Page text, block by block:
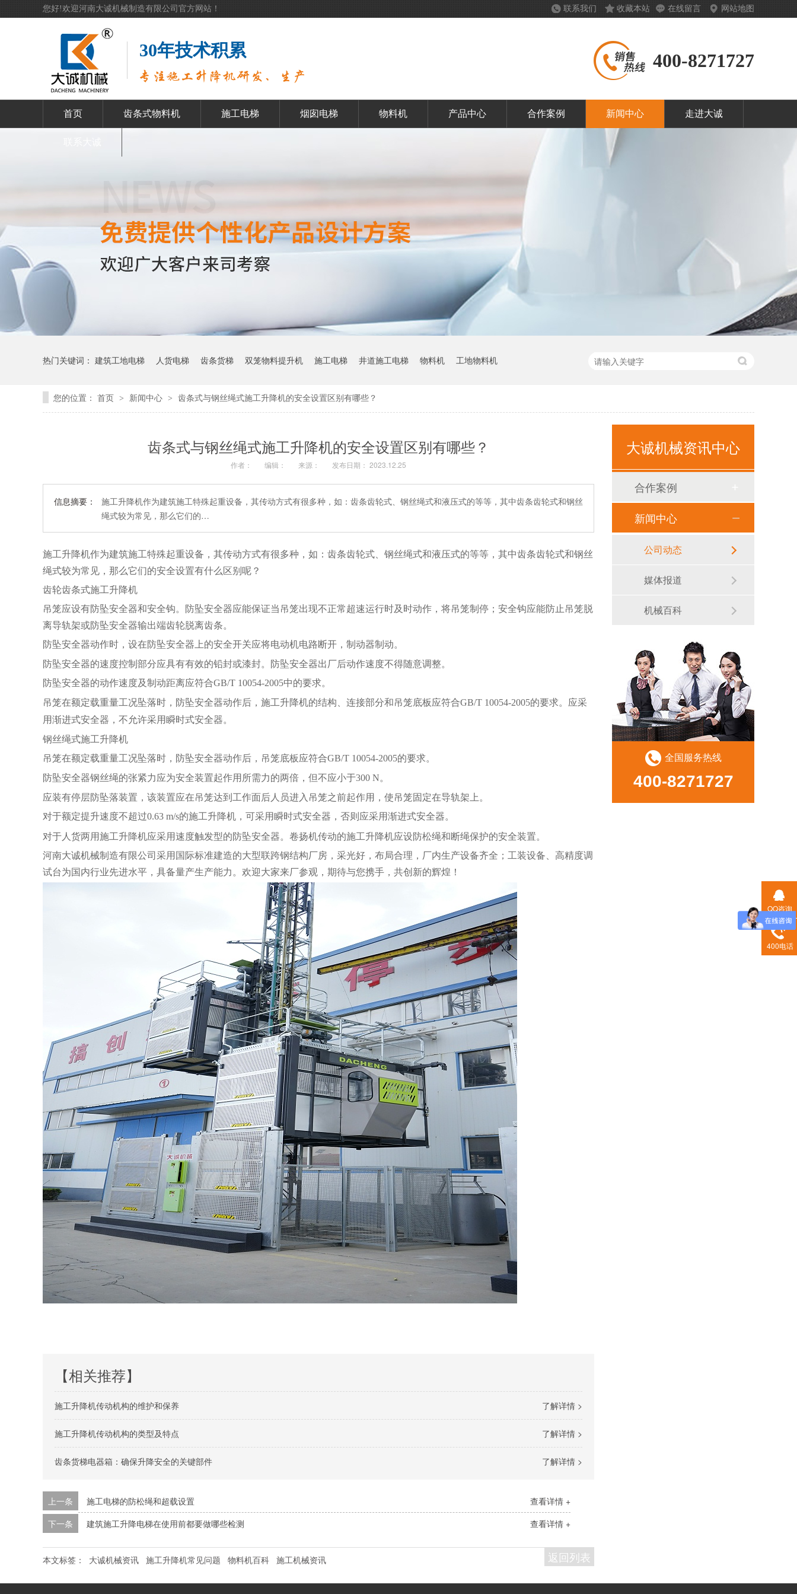
联系我们 收藏本站 在线留言 网站地图
您好!欢迎河南大诚机械制造有限公司官方网站！
30年技术积累 400-8271727
首页 齿条式物料机 施工电梯 烟囱电梯 物料机 产品中心 合作案例 新闻中心 走进大诚
热门关键词： 建筑工地电梯 人货电梯 齿条货梯 双笼物料提升机 施工电梯 井道施工电梯 物料机 工地物料机
您的位置： 首页 > 新闻中心 > 齿条式与钢丝绳式施工升降机的安全设置区别有哪些？
齿条式与钢丝绳式施工升降机的安全设置区别有哪些？
作者： 编辑： 来源： 发布日期： 2023.12.25
信息摘要：
施工升降机作为建筑施工特殊起重设备，其传动方式有很多种，如：齿条齿轮式、钢丝绳式和液压式的等等，其中齿条齿轮式和钢丝
绳式较为常见，那么它们的…
施工升降机作为建筑施工特殊起重设备，其传动方式有很多种，如：齿条齿轮式、钢丝绳式和液压式的等等，其中齿条齿轮式和钢丝
绳式较为常见，那么它们的安全设置有什么区别呢？
齿轮齿条式施工升降机
吊笼应设有防坠安全器和安全钩。防坠安全器应能保证当吊笼出现不正常超速运行时及时动作，将吊笼制停；安全钩应能防止吊笼脱
离导轨架或防坠安全器输出端齿轮脱离齿条。
防坠安全器动作时，设在防坠安全器上的安全开关应将电动机电路断开，制动器制动。
防坠安全器的速度控制部分应具有有效的铅封或漆封。防坠安全器出厂后动作速度不得随意调整。
防坠安全器的动作速度及制动距离应符合GB/T 10054-2005中的要求。
吊笼在额定载重量工况坠落时，防坠安全器动作后，施工升降机的结构、连接部分和吊笼底板应符合GB/T 10054-2005的要求。应采
用渐进式安全器，不允许采用瞬时式安全器。
钢丝绳式施工升降机
吊笼在额定载重量工况坠落时，防坠安全器动作后，吊笼底板应符合GB/T 10054-2005的要求。
防坠安全器钢丝绳的张紧力应为安全装置起作用所需力的两倍，但不应小于300 N。
应装有停层防坠落装置，该装置应在吊笼达到工作面后人员进入吊笼之前起作用，使吊笼固定在导轨架上。
对于额定提升速度不超过0.63 m/s的施工升降机，可采用瞬时式安全器，否则应采用渐进式安全器。
对于人货两用施工升降机应采用速度触发型的防坠安全器。卷扬机传动的施工升降机应设防松绳和断绳保护的安全装置。
河南大诚机械制造有限公司采用国际标准建造的大型联跨钢结构厂房，采光好，布局合理，厂内生产设备齐全；工装设备、高精度调
试台为国内行业先进水平，具备量产生产能力。欢迎大家来厂参观，期待与您携手，共创新的辉煌！
【相关推荐】
了解详情 >
施工升降机传动机构的维护和保养
了解详情 >
施工升降机传动机构的类型及特点
了解详情 >
齿条货梯电器箱：确保升降安全的关键部件
查看详情 +
上一条
施工电梯的防松绳和超载设置
查看详情 +
下一条 建筑施工升降电梯在使用前都要做哪些检测
返回列表
本文标签： 大诚机械资讯 施工升降机常见问题 物料机百科 施工机械资讯
大诚机械资讯中心
合作案例
新闻中心
公司动态
媒体报道
机械百科
全国服务热线
400-8271727
QQ咨询
400电话